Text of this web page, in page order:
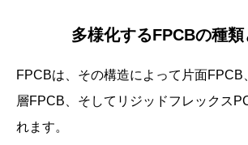
多様化するFPCBの種類
FPCBは、その構造によって片面FPCB
層FPCB、そしてリジッドフレックス
れます。